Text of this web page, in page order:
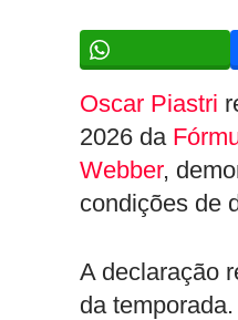
Oscar Piastri
2026 da
Webber,
condições de
A declaração
da